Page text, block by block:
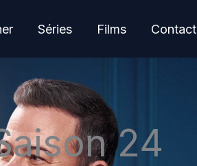
Séries Films Contact
24